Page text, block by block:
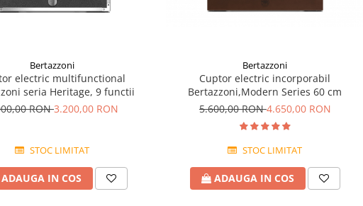
Bertazzoni
electric multifunctional
seria Heritage, 9 functii
RON3.200,00 RON
STOC LIMITAT
ADAUGA IN COS
Bertazzoni
Cuptor electric incorporabil
Bertazzoni,Modern Series 60 cm
5.600,00 RON4.650,00 RON
STOC LIMITAT
ADAUGA IN COS